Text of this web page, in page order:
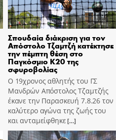
Σπουδαία διάκριση για τον
Απόστολο Τζαμτζή κατέκτησε
την πέμπτη θέση στο
Παγκόσμιο Κ20 της
σφυροβολίας
Ο 19χρονος αθλητής του ΓΣ
Μανδρών Απόστολος Τζαμτζής
έκανε την Παρασκευή 7.8.26 τον
καλύτερο αγώνα της ζωής του
και ανταμείφθηκε[…]